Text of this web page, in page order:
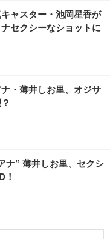
ャスター・池岡星香が
セクシーなショットに
・薄井しお里、オジサ
ナ” 薄井しお里、セクシ